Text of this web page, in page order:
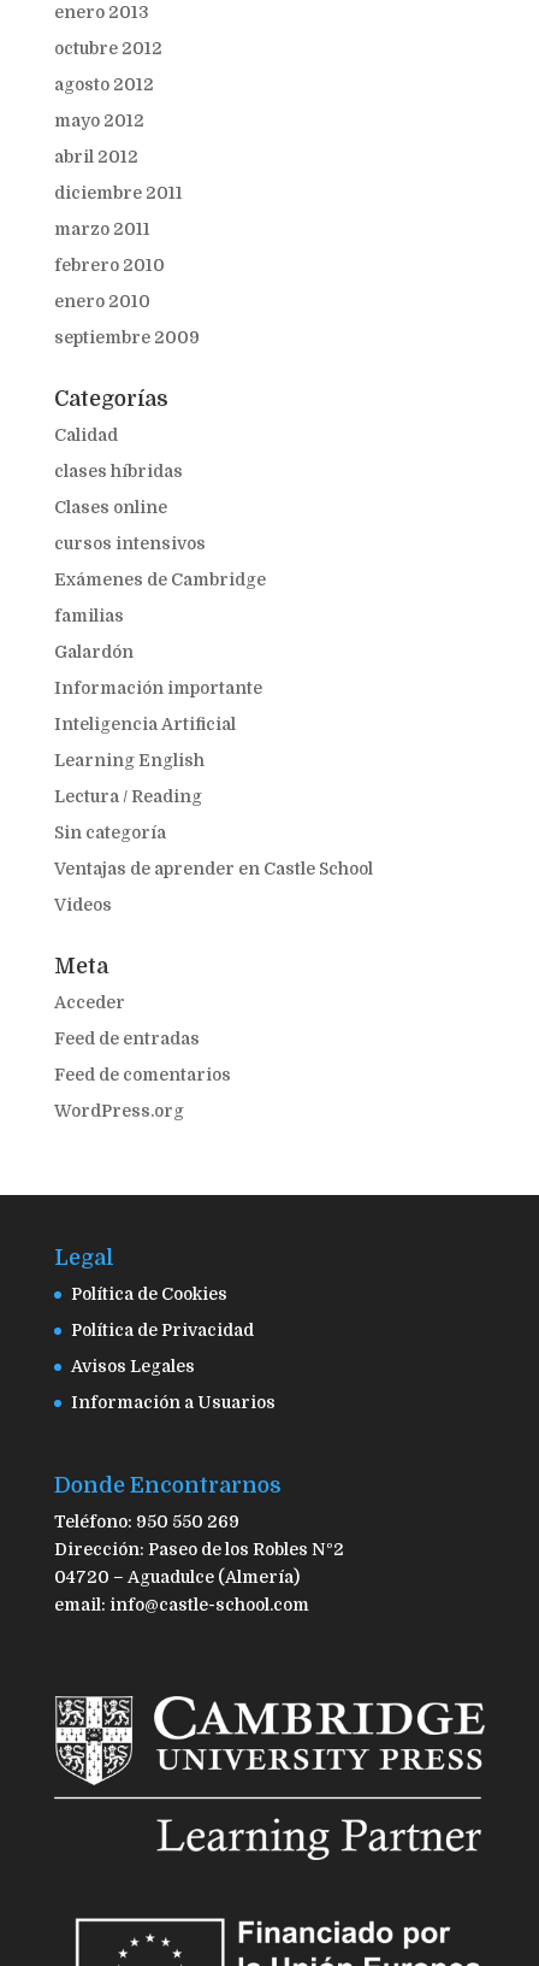
enero 2013
octubre 2012
agosto 2012
mayo 2012
abril 2012
diciembre 2011
marzo 2011
febrero 2010
enero 2010
septiembre 2009
Categorías
Calidad
clases híbridas
Clases online
cursos intensivos
Exámenes de Cambridge
familias
Galardón
Información importante
Inteligencia Artificial
Learning English
Lectura / Reading
Sin categoría
Ventajas de aprender en Castle School
Videos
Meta
Acceder
Feed de entradas
Feed de comentarios
WordPress.org
Legal
Política de Cookies
Política de Privacidad
Avisos Legales
Información a Usuarios
Donde Encontrarnos
Teléfono: 950 550 269
Dirección: Paseo de los Robles Nº2
04720 – Aguadulce (Almería)
email: info@castle-school.com